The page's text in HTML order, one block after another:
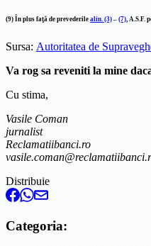
(9) În plus faţă de prevederile alin. (3) – (7) ,
Sursa: Autoritatea de
Va rog sa reveniti la mine
Cu stima,
Vasile Coman
jurnalist
Reclamatiibanci.ro
Distribuie
Categoria: